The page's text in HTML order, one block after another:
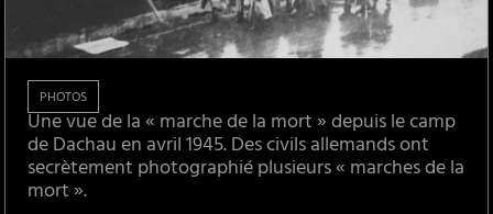
PHOTOS
Une vue de la « marche de la mort » depuis le camp
de Dachau en avril 1945. Des civils allemands ont
secrètement photographié plusieurs « marches de la
mort ».